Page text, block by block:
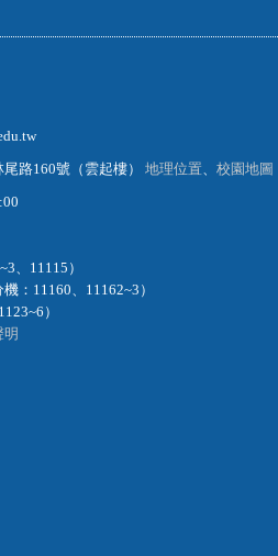
路160號（雲起樓） 地理位置、 校園地圖
、11115）
：11160、11162~3）
）
明